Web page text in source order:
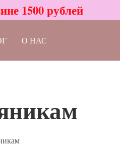
1500 рублей
О НАС